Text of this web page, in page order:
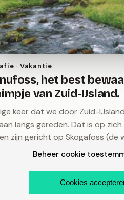
Beheer cookie
Cookies
· Vakantie
het best
van Zuid-IJsland.
keer dat we door Zuid-
langs gereden. Dat is op
zijn gericht op Skogafoss (de